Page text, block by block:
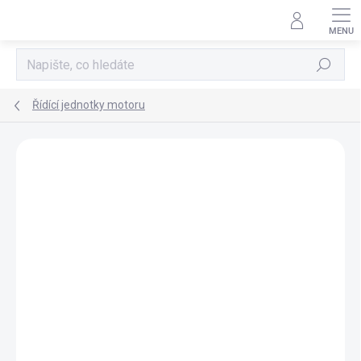
Hledat
Řídící jednotky motoru